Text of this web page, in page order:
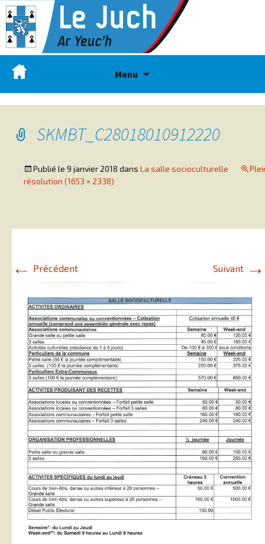
Menu
SKMBT_C28018010912220
Publié le 9 janvier 2018 dans La salle socioculturelle
résolution (1653 × 2338)
← Précédent Suivant →